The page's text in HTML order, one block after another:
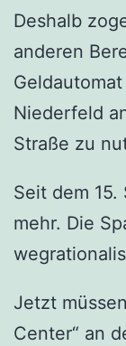
Deshalb
anderen
Niederfeld
Straße zu
Seit dem
mehr. Die
Jetzt
Center“ an